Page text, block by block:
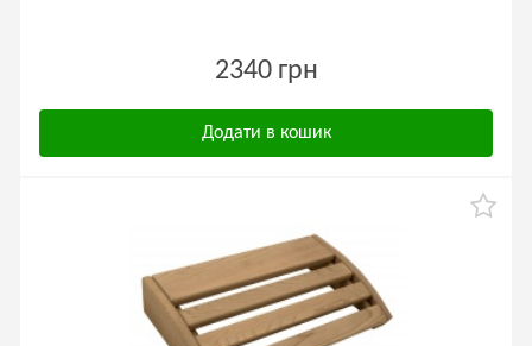
2340 грн
Додати в кошик